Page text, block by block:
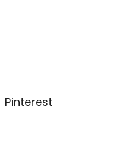
Pinterest